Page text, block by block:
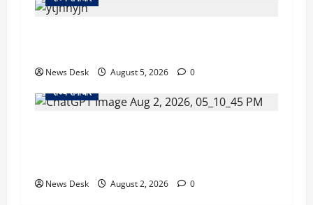
News Desk August 5, 2026
0
राज्य समाचार
News Desk August 2, 2026 0